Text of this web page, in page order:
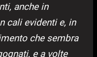
anche in
cali evidenti e, in
che sembra
e a volte